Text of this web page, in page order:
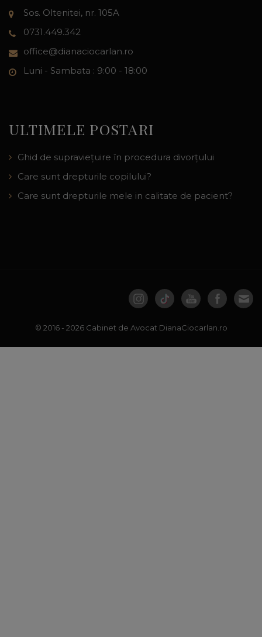
Sos. Oltenitei, nr. 105A
0731.449.342
office@dianaciocarlan.ro
Luni - Sambata : 9:00 - 18:00
ULTIMELE POSTARI
Ghid de supraviețuire în procedura divorțului
Care sunt drepturile copilului?
Care sunt drepturile mele in calitate de pacient?
© 2016 - 2026 Cabinet de Avocat DianaCiocarlan.ro